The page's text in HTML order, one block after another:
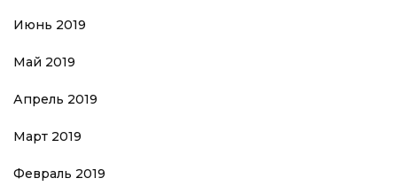
Июнь 2019
Май 2019
Апрель 2019
Март 2019
Февраль 2019